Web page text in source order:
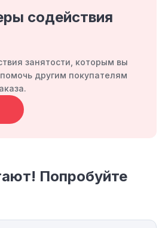
содействия
занятости, которым вы
другим покупателям
Попробуйте